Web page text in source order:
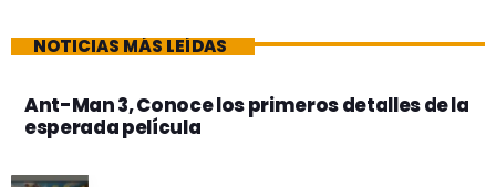
NOTICIAS MÁS LEÍDAS
Ant-Man 3, Conoce los primeros detalles de la
esperada película